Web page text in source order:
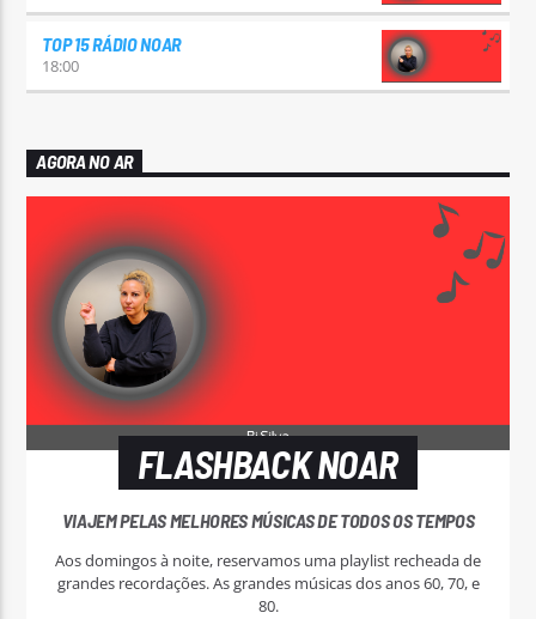
TOP 15 RÁDIO NOAR
18:00
AGORA NO AR
FLASHBACK NOAR
VIAJEM PELAS MELHORES MÚSICAS DE TODOS OS TEMPOS
Aos domingos à noite, reservamos uma playlist recheada de
grandes recordações. As grandes músicas dos anos 60, 70, e
80.